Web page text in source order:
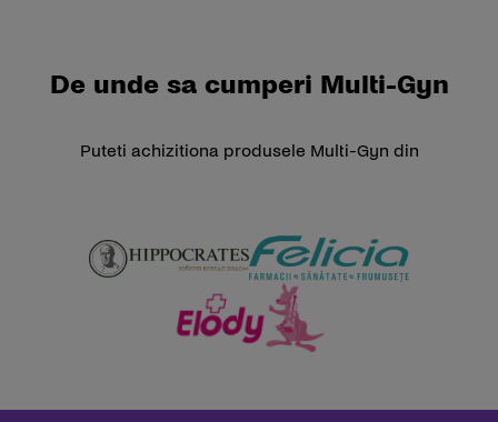
De unde sa cumperi Multi-Gyn
Puteti achizitiona produsele Multi-Gyn din